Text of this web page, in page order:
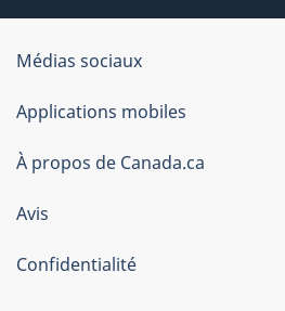
Organisation
du
gouvernement
du
Canada
Médias sociaux
Applications mobiles
À propos de Canada.ca
Avis
Confidentialité